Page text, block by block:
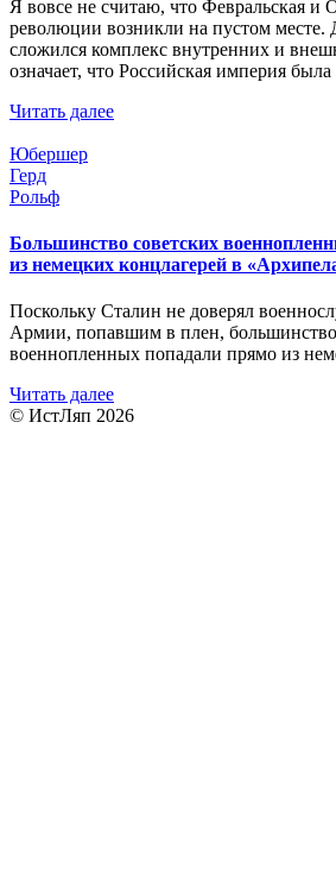
Я вовсе не считаю, что Февральская и
революции возникли на пустом месте.
сложился комплекс внутренних и
означает, что Российская империя
Читать далее
Юбершер
Герд
Рольф
Большинство советских
из немецких концлагерей в
Поскольку Сталин не доверял
Армии, попавшим в плен, большинство
военнопленных попадали прямо из
Читать далее
© ИстЛяп 2026